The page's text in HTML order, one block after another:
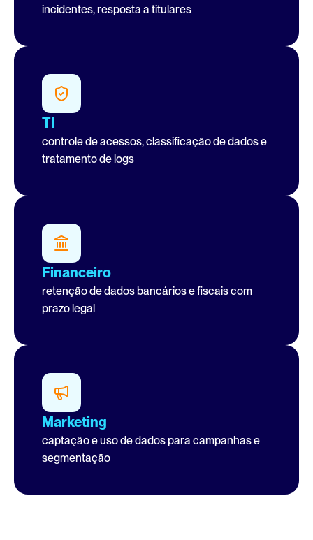
incidentes, resposta a titulares
TI
controle de acessos, classificação de dados e
tratamento de logs
Financeiro
retenção de dados bancários e fiscais com
prazo legal
Marketing
captação e uso de dados para campanhas e
segmentação